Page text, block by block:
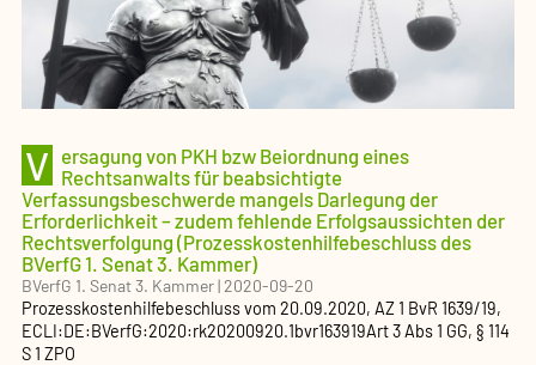
V ersagung von PKH bzw Beiordnung eines
Rechtsanwalts für beabsichtigte
Verfassungsbeschwerde mangels Darlegung der
Erforderlichkeit – zudem fehlende Erfolgsaussichten der
Rechtsverfolgung (Prozesskostenhilfebeschluss des
BVerfG 1. Senat 3. Kammer)
BVerfG 1. Senat 3. Kammer|2020-09-20
Prozesskostenhilfebeschlussvom 20.09.2020, AZ1 BvR 1639/19,
ECLI:DE:BVerfG:2020:rk20200920.1bvr163919Art 3 Abs 1 GG, § 114
S 1 ZPO